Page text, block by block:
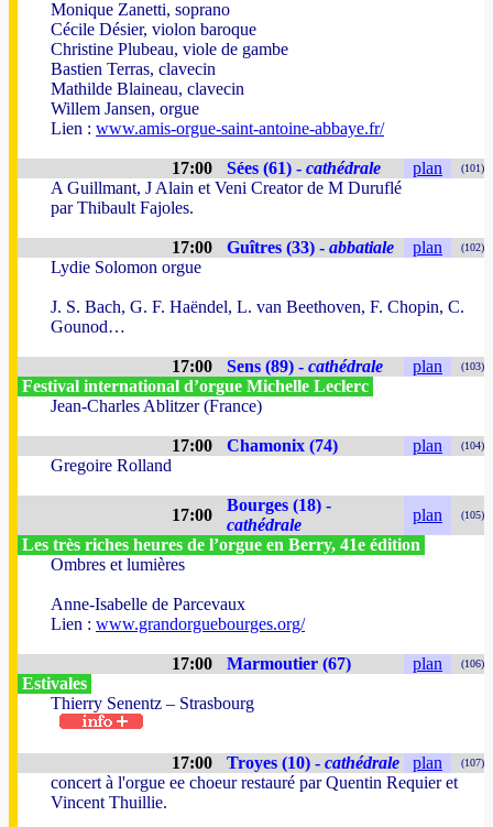
Monique Zanetti, soprano
Cécile Désier, violon baroque
Christine Plubeau, viole de gambe
Bastien Terras, clavecin
Mathilde Blaineau, clavecin
Willem Jansen, orgue
Lien : www.amis-orgue-saint-antoine-abbaye.fr/
17:00 Sées (61) - cathédrale plan (101)
A Guillmant, J Alain et Veni Creator de M Duruflé
par Thibault Fajoles.
17:00 Guîtres (33) - abbatiale plan (102)
Lydie Solomon orgue
J. S. Bach, G. F. Haëndel, L. van Beethoven, F. Chopin, C.
Gounod…
17:00 Sens (89) - cathédrale plan (103)
Festival international d’orgue Michelle Leclerc
Jean-Charles Ablitzer (France)
17:00 Chamonix (74) plan (104)
Gregoire Rolland
17:00
Bourges (18) -
cathédrale
plan (105)
Les très riches heures de l’orgue en Berry, 41e édition
Ombres et lumières
Anne-Isabelle de Parcevaux
Lien : www.grandorguebourges.org/
17:00 Marmoutier (67) plan (106)
Estivales
Thierry Senentz – Strasbourg
17:00 Troyes (10) - cathédrale plan (107)
concert à l'orgue ee choeur restauré par Quentin Requier et
Vincent Thuillie.